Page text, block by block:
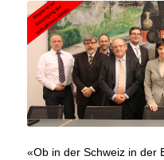
«Ob in der Schweiz in der